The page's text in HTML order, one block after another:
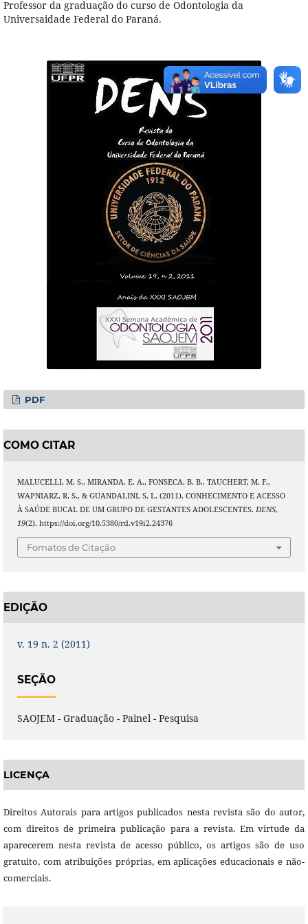
Professor da graduação do curso de Odontologia da
Universaidade Federal do Paraná.
PDF
COMO CITAR
MALUCELLI, M. S., MIRANDA, E. A., FONSECA, B. B., TAUCHERT, M. F.,
WAPNIARZ, R. S., & GUANDALINI, S. L. (2011). CONHECIMENTO E ACESSO
À SAÚDE BUCAL DE UM GRUPO DE GESTANTES ADOLESCENTES. DENS,
19(2). https://doi.org/10.5380/rd.v19i2.24376
Fomatos de Citação
EDIÇÃO
v. 19 n. 2 (2011)
SEÇÃO
SAOJEM - Graduação - Painel - Pesquisa
LICENÇA
Direitos Autorais para artigos publicados nesta revista são do autor,
com direitos de primeira publicação para a revista. Em virtude da
aparecerem nesta revista de acesso público, os artigos são de uso
gratuito, com atribuições próprias, em aplicações educacionais e não-
comerciais.